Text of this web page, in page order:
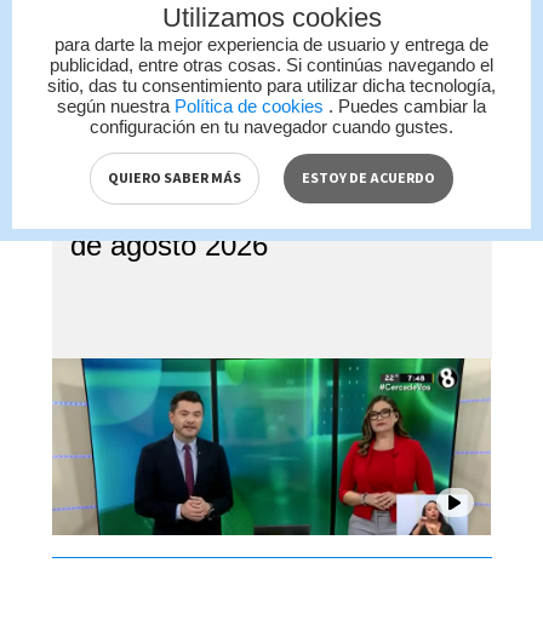
Noticias Telediario Estelar, 05
de agosto 2026
Utilizamos cookies
para darte la mejor experiencia de usuario y entrega de
publicidad, entre otras cosas. Si continúas navegando el
sitio, das tu consentimiento para utilizar dicha tecnología,
según nuestra Política de cookies . Puedes cambiar la
configuración en tu navegador cuando gustes.
QUIERO SABER MÁS ESTOY DE ACUERDO